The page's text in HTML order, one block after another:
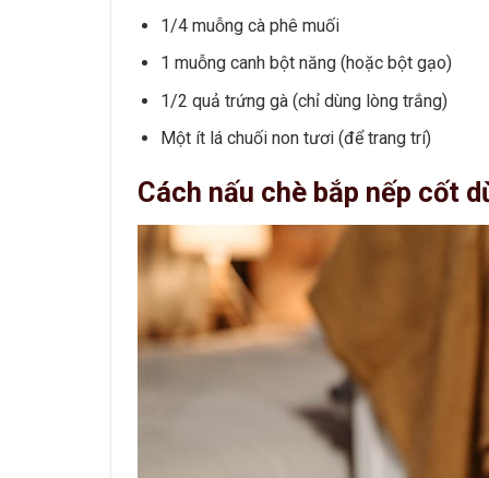
1/4 muỗng cà phê muối
1 muỗng canh bột năng (hoặc bột gạo)
1/2 quả trứng gà (chỉ dùng lòng trắng)
Một ít lá chuối non tươi (để trang trí)
Cách nấu chè bắp nếp cốt